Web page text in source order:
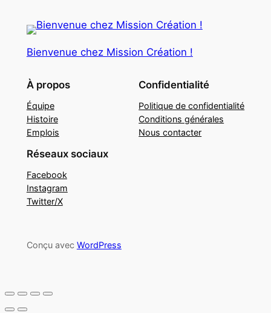
Bienvenue chez Mission Création !
À propos
Équipe
Histoire
Emplois
Confidentialité
Politique de confidentialité
Conditions générales
Nous contacter
Réseaux sociaux
Facebook
Instagram
Twitter/X
Conçu avec WordPress